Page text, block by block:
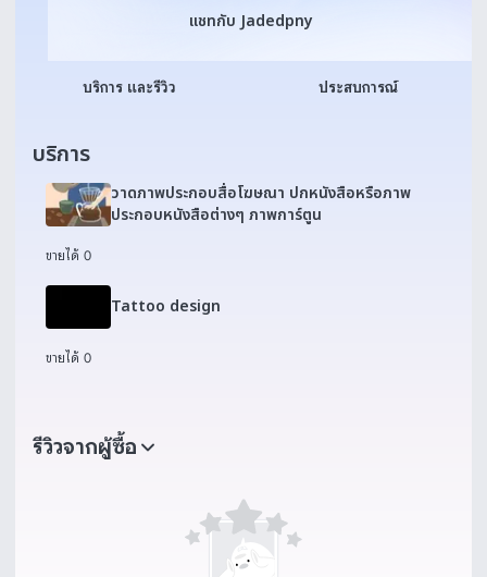
แชทกับ Jadedpny
แชทกับ Jadedpny
บริการ และรีวิว ประสบการณ์
บริการ
วาดภาพประกอบสื่อโฆษณา ปกหนังสือหรือภาพ
ประกอบหนังสือต่างๆ ภาพการ์ตูน
ขายได้ 0
Tattoo design
ขายได้ 0
รีวิวจากผู้ซื้อ